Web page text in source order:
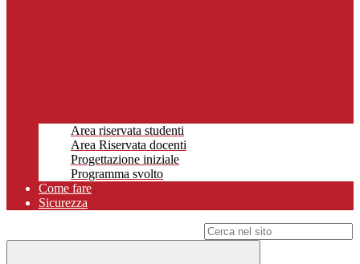
Area riservata studenti
Area Riservata docenti
Progettazione iniziale
Programma svolto
Come fare
Sicurezza